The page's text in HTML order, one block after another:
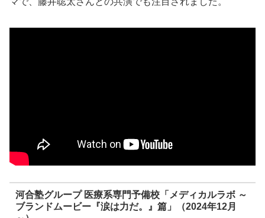
河合塾グループ 医療系専門予備校「メディカルラボ ～
ブランドムービー『涙は力だ。』篇」（2024年12月